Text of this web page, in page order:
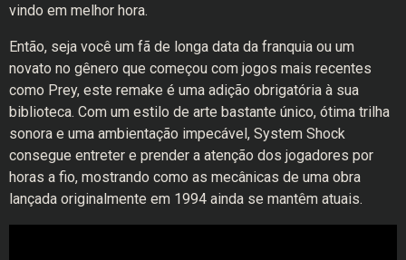
vindo em melhor hora.
Então, seja você um fã de longa data da franquia ou um
novato no gênero que começou com jogos mais recentes
como Prey, este remake é uma adição obrigatória à sua
biblioteca. Com um estilo de arte bastante único, ótima trilha
sonora e uma ambientação impecável, System Shock
consegue entreter e prender a atenção dos jogadores por
horas a fio, mostrando como as mecânicas de uma obra
lançada originalmente em 1994 ainda se mantêm atuais.